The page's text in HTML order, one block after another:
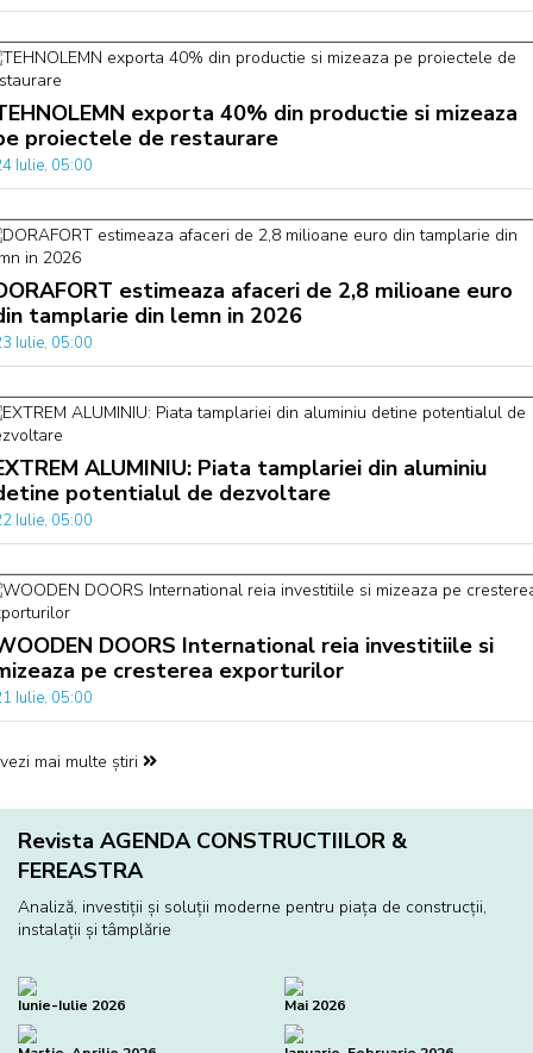
exporta 40% din productie si mizeaza
proiectele de restaurare
Iulie, 05:00
estimeaza afaceri de 2,8 milioane euro
tamplarie din lemn in 2026
Iulie, 05:00
ALUMINIU: Piata tamplariei din aluminiu
potentialul de dezvoltare
Iulie, 05:00
DOORS International reia investitiile si
pe cresterea exporturilor
Iulie, 05:00
vezi mai multe știri
Revista AGENDA CONSTRUCTIILOR &
FEREASTRA
Analiză, investiţii și soluţii moderne pentru piaţa de construcţii,
instalaţii și tâmplărie
Iunie-Iulie 2026 Mai 2026